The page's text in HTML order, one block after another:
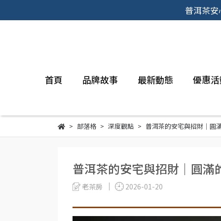
普洱茶
首頁 品牌故事 最新動態 優惠
部落格 深度觀點 普洱茶的安宅與招財｜圓
普洱茶的安宅與招財｜圓滿
老茶房 2026-01-20